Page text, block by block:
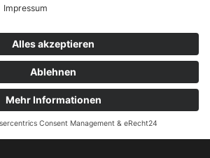
LEBEN
VONANDERS NORÉN